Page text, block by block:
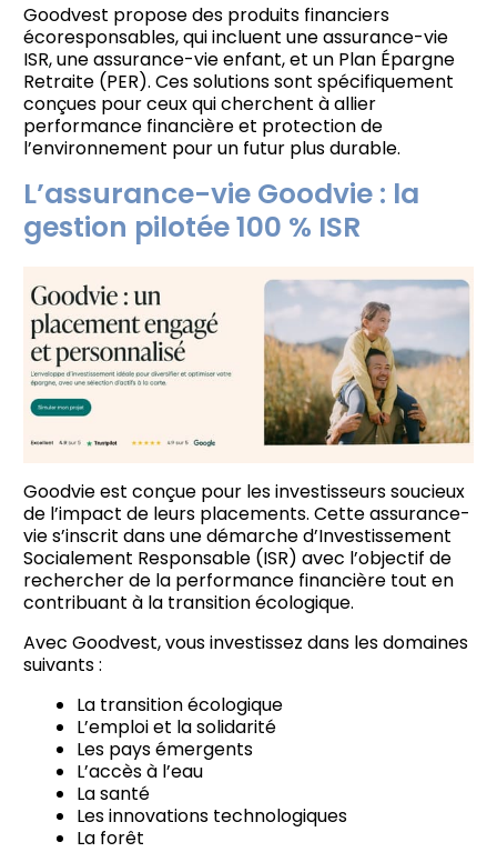
Goodvest propose des produits financiers
écoresponsables, qui incluent une assurance-vie
ISR, une assurance-vie enfant, et un Plan Épargne
Retraite (PER). Ces solutions sont spécifiquement
conçues pour ceux qui cherchent à allier
performance financière et protection de
l’environnement pour un futur plus durable.
L’assurance-vie Goodvie : la
gestion pilotée 100 % ISR
Goodvie est conçue pour les investisseurs soucieux
de l’impact de leurs placements. Cette assurance-
vie s’inscrit dans une démarche d’Investissement
Socialement Responsable (ISR) avec l’objectif de
rechercher de la performance financière tout en
contribuant à la transition écologique.
Avec Goodvest, vous investissez dans les domaines
suivants :
La transition écologique
L’emploi et la solidarité
Les pays émergents
L’accès à l’eau
La santé
Les innovations technologiques
La forêt